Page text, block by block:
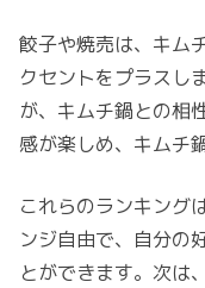
餃子や焼売は、キム
クセントをプラスし
が、キムチ鍋との相
感が楽しめ、キムチ
これらのランキング
ンジ自由で、自分の
とができます。次は